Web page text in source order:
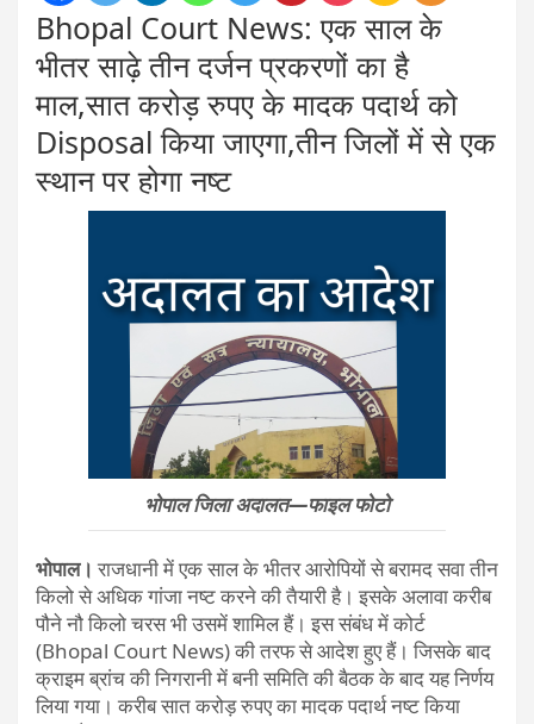
Bhopal Court News: एक साल के
भीतर साढ़े तीन दर्जन प्रकरणों का है
माल,सात करोड़ रुपए के मादक पदार्थ को
Disposal किया जाएगा,तीन जिलों में से एक
स्थान पर होगा नष्ट
भोपाल जिला अदालत—फाइल फोटो
भोपाल। राजधानी में एक साल के भीतर आरोपियों से बरामद सवा तीन
किलो से अधिक गांजा नष्ट करने की तैयारी है। इसके अलावा करीब
पौने नौ किलो चरस भी उसमें शामिल हैं। इस संबंध में कोर्ट
(Bhopal Court News) की तरफ से आदेश हुए हैं। जिसके बाद
क्राइम ब्रांच की निगरानी में बनी समिति की बैठक के बाद यह निर्णय
लिया गया। करीब सात करोड़ रुपए का मादक पदार्थ नष्ट किया